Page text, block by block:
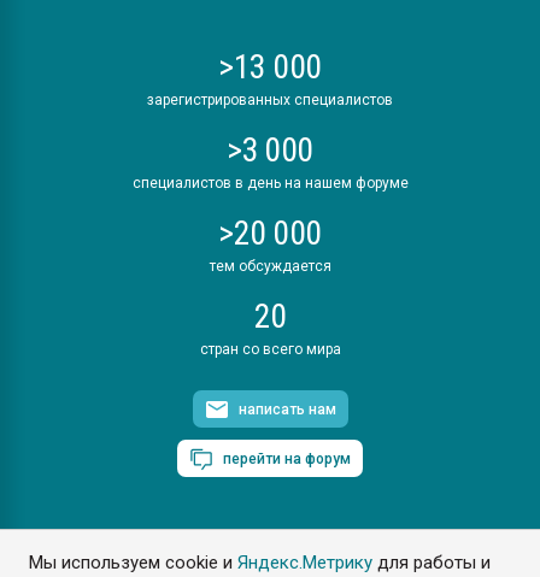
Мы используем cookie иЯндекс.Метрику для работы и
>13 000
зарегистрированных специалистов
>3 000
специалистов в день на нашем форуме
>20 000
тем обсуждается
20
стран со всего мира
написать нам
перейти на форум
ПластЭксперт © 2006. Все права защищены